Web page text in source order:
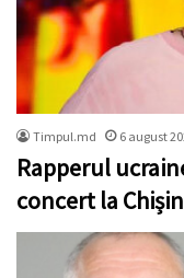
Timpul.md 6 august
Rapperul
concert la